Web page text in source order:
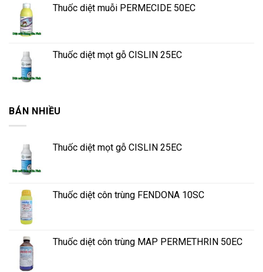
Thuốc diệt muỗi PERMECIDE 50EC
Thuốc diệt mọt gỗ CISLIN 25EC
BÁN NHIỀU
Thuốc diệt mọt gỗ CISLIN 25EC
Thuốc diệt côn trùng FENDONA 10SC
Thuốc diệt côn trùng MAP PERMETHRIN 50EC